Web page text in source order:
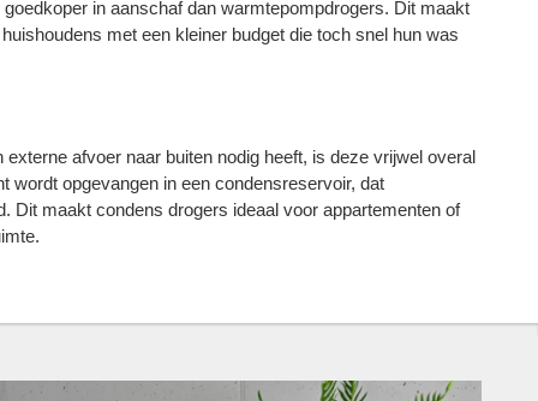
in aanschaf dan warmtepompdrogers. Dit maakt
met een kleiner budget die toch snel hun was
afvoer naar buiten nodig heeft, is deze vrijwel overal
wordt opgevangen in een condensreservoir, dat
Dit maakt condens drogers ideaal voor appartementen of